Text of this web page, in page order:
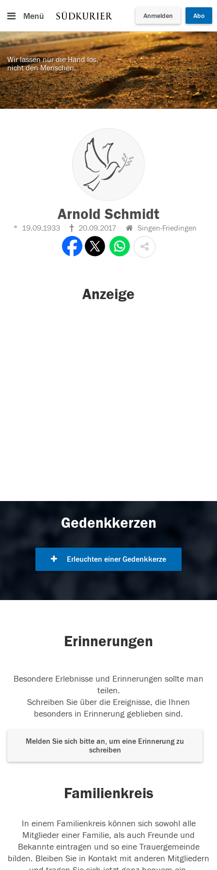
Menü Anmelden Abo
Wir lassen nur die Hand los,
nicht den Menschen.
Arnold Schmidt
19.09.1933 20.09.2017 Singen-Friedingen
Anzeige
Gedenkkerzen
Erleuchten einer Gedenkkerze
Erinnerungen
Besondere Erlebnisse und Erinnerungen sollte man
teilen.
Schreiben Sie über die Ereignisse, die Ihnen
besonders in Erinnerung geblieben sind.
Melden Sie sich bitte an, um eine Erinnerung zu
schreiben
Familienkreis
In einem Familienkreis können sich sowohl alle
Mitglieder einer Familie, als auch Freunde und
Bekannte eintragen und so eine Trauergemeinde
bilden. Bleiben Sie in Kontakt mit anderen Mitgliedern